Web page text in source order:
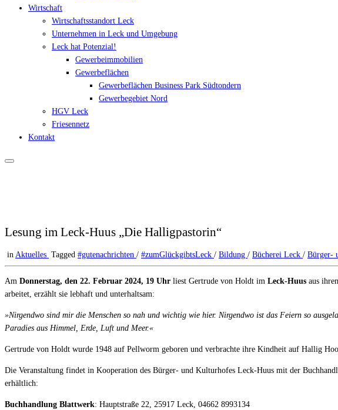
Wirtschaft
Wirtschaftsstandort Leck
Unternehmen in Leck und Umgebung
Leck hat Potenzial!
Gewerbeimmobilien
Gewerbeflächen
Gewerbeflächen Business Park Südtondern
Gewerbegebiet Nord
HGV Leck
Friesennetz
Kontakt
Lesung im Leck-Huus „Die Halligpastorin“
in Aktuelles Tagged #gutenachrichten / #zumGlückgibtsLeck / Bildung / Bücherei Leck / Bürger-
Am Donnerstag, den 22. Februar 2024, 19 Uhr liest Gertrude von Holdt im Leck-Huus aus
arbeitet, erzählt sie lebhaft und unterhaltsam:
»Nirgendwo sind mir die Menschen so nah und wichtig wie hier. Nirgendwo ist das Feiern so
Paradies aus Himmel, Erde, Luft und Meer.«
Gertrude von Holdt wurde 1948 auf Pellworm geboren und verbrachte ihre Kindheit auf Hallig
Die Veranstaltung findet in Kooperation des Bürger- und Kulturhofes Leck-Huus mit der
erhältlich:
Buchhandlung Blattwerk: Hauptstraße 22, 25917 Leck, 04662 8993134